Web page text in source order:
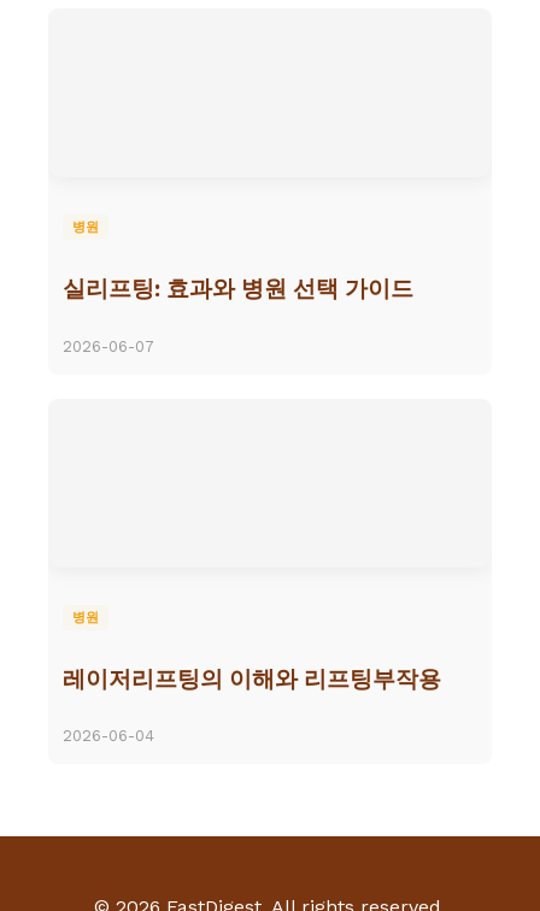
병원
실리프팅: 효과와 병원 선택 가이드
2026-06-07
병원
레이저리프팅의 이해와 리프팅부작용
2026-06-04